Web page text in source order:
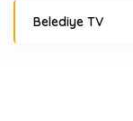
Belediye TV